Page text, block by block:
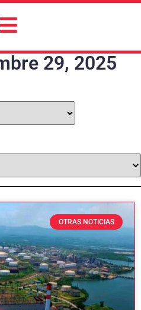
29, 2025
OTRAS NOTICIAS